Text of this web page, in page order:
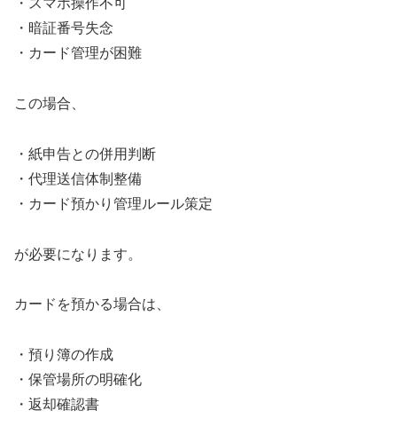
・スマホ操作不可
・暗証番号失念
・カード管理が困難
この場合、
・紙申告との併用判断
・代理送信体制整備
・カード預かり管理ルール策定
が必要になります。
カードを預かる場合は、
・預り簿の作成
・保管場所の明確化
・返却確認書